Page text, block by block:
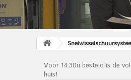
Voor 14.30u besteld is de
huis!